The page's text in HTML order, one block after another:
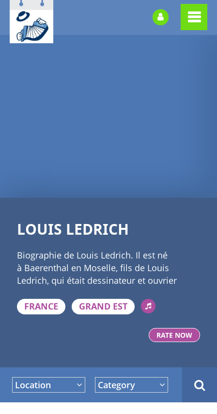
LOUIS LEDRICH
Biographie de Louis Ledrich. Il est né
à Baerenthal en Moselle, fils de Louis
Ledrich, qui était dessinateur et ouvrier
FRANCE GRAND EST
RATE NOW
Location Category